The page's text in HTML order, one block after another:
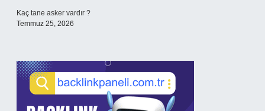
Kaç tane asker vardır ?
Temmuz 25, 2026